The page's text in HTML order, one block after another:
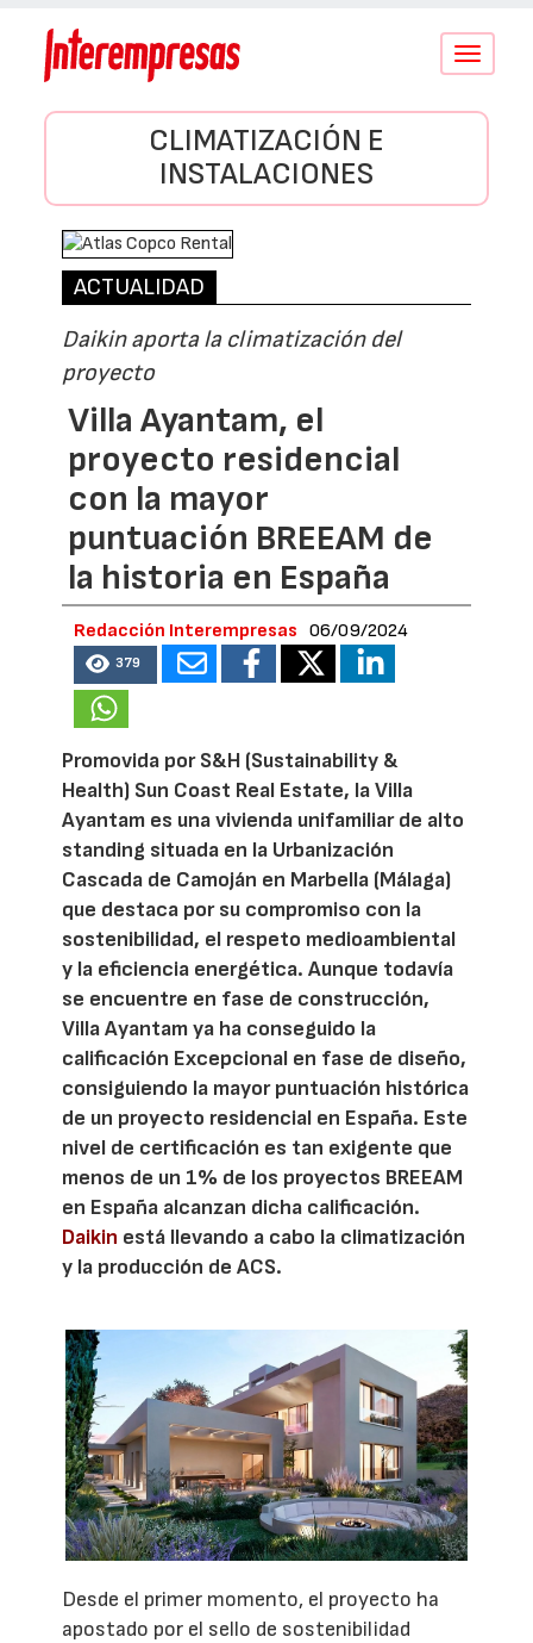
Conmutar
CLIMATIZACIÓN E
INSTALACIONES
ACTUALIDAD
Daikin aporta la climatización del
proyecto
Villa Ayantam, el
proyecto residencial
con la mayor
puntuación BREEAM de
la historia en España
Redacción Interempresas 06/09/2024
379
Promovida por S&H (Sustainability &
Health) Sun Coast Real Estate, la Villa
Ayantam es una vivienda unifamiliar de alto
standing situada en la Urbanización
Cascada de Camoján en Marbella (Málaga)
que destaca por su compromiso con la
sostenibilidad, el respeto medioambiental
y la eficiencia energética. Aunque todavía
se encuentre en fase de construcción,
Villa Ayantam ya ha conseguido la
calificación Excepcional en fase de diseño,
consiguiendo la mayor puntuación histórica
de un proyecto residencial en España. Este
nivel de certificación es tan exigente que
menos de un 1% de los proyectos BREEAM
en España alcanzan dicha calificación.
Daikin está llevando a cabo la climatización
y la producción de ACS.
Desde el primer momento, el proyecto ha
apostado por el sello de sostenibilidad